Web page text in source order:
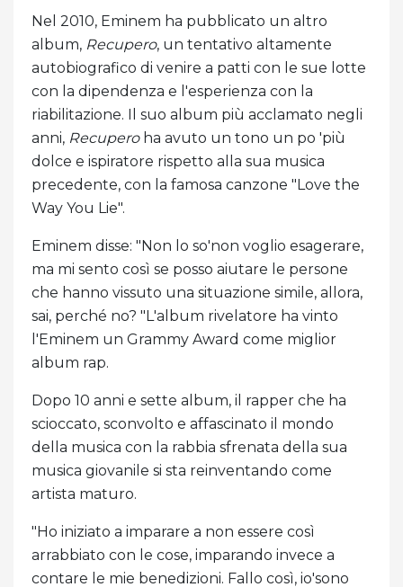
Nel 2010, Eminem ha pubblicato un altro
album, Recupero, un tentativo altamente
autobiografico di venire a patti con le sue lotte
con la dipendenza e l'esperienza con la
riabilitazione. Il suo album più acclamato negli
anni, Recuperoha avuto un tono un po 'più
dolce e ispiratore rispetto alla sua musica
precedente, con la famosa canzone "Love the
Way You Lie".
Eminem disse: "Non lo so'non voglio esagerare,
ma mi sento così se posso aiutare le persone
che hanno vissuto una situazione simile, allora,
sai, perché no? "L'album rivelatore ha vinto
l'Eminem un Grammy Award come miglior
album rap.
Dopo 10 anni e sette album, il rapper che ha
scioccato, sconvolto e affascinato il mondo
della musica con la rabbia sfrenata della sua
musica giovanile si sta reinventando come
artista maturo.
"Ho iniziato a imparare a non essere così
arrabbiato con le cose, imparando invece a
contare le mie benedizioni. Fallo così, io'sono